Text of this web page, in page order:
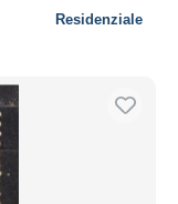
Residenziale